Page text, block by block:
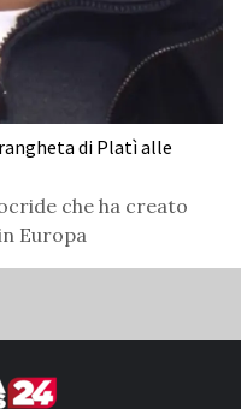
di Platì alle
che ha creato
Europa